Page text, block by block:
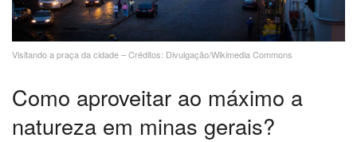
Visitando a praça da cidade – Créditos: Divulgação/Wikimedia Commons
Como aproveitar ao máximo a
natureza em minas gerais?